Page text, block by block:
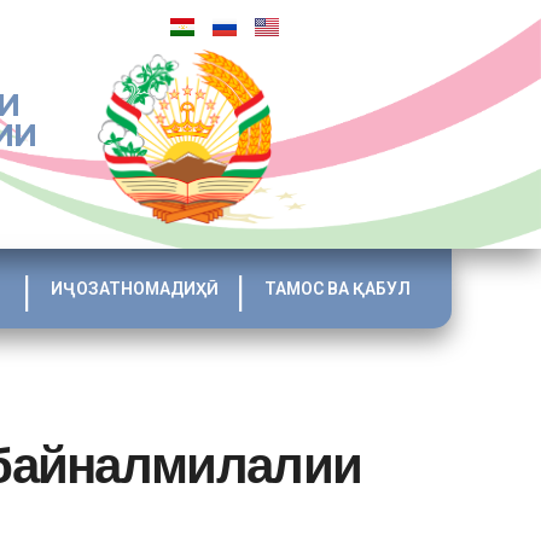
ИҶОЗАТНОМАДИҲӢ ТАМОС ВА ҚАБУЛ